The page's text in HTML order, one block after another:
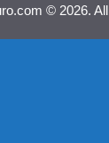
© 2026.